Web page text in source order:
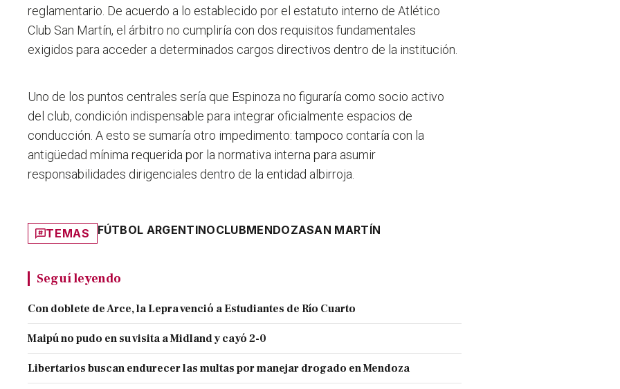
reglamentario. De acuerdo a lo establecido por el estatuto interno de Atlético
Club San Martín, el árbitro no cumpliría con dos requisitos fundamentales
exigidos para acceder a determinados cargos directivos dentro de la institución.
Uno de los puntos centrales sería que Espinoza no figuraría como socio activo
del club, condición indispensable para integrar oficialmente espacios de
conducción. A esto se sumaría otro impedimento: tampoco contaría con la
antigüedad mínima requerida por la normativa interna para asumir
responsabilidades dirigenciales dentro de la entidad albirroja.
TEMAS FÚTBOL ARGENTINOCLUBMENDOZASAN MARTÍN
Seguí leyendo
Con doblete de Arce, la Lepra venció a Estudiantes de Río Cuarto
Maipú no pudo en su visita a Midland y cayó 2-0
Libertarios buscan endurecer las multas por manejar drogado en Mendoza